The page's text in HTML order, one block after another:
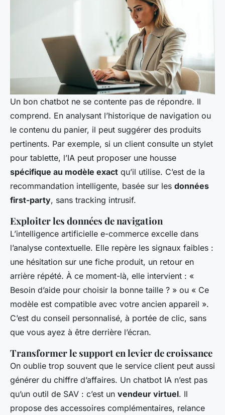
Un bon chatbot ne se contente pas de répondre. Il
comprend. En analysant l’historique de navigation ou
le contenu du panier, il peut suggérer des produits
pertinents. Par exemple, si un client consulte un stylet
pour tablette, l’IA peut proposer une housse
spécifique au modèle exact qu’il utilise. C’est de la
recommandation intelligente, basée sur les données
first-party, sans tracking intrusif.
Exploiter les données de navigation
L’intelligence artificielle e-commerce excelle dans
l’analyse contextuelle. Elle repère les signaux faibles :
une hésitation sur une fiche produit, un retour en
arrière répété. À ce moment-là, elle intervient : «
Besoin d’aide pour choisir la bonne taille ? » ou « Ce
modèle est compatible avec votre ancien appareil ».
C’est du conseil personnalisé, à portée de clic, sans
que vous ayez à être derrière l’écran.
Transformer le support en levier de croissance
On oublie trop souvent que le service client peut aussi
générer du chiffre d’affaires. Un chatbot IA n’est pas
qu’un outil de SAV : c’est un vendeur virtuel. Il
propose des accessoires complémentaires, relance